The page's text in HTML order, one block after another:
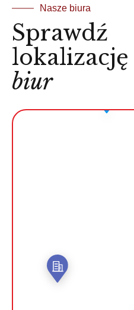
Nasze biura
Sprawdź
lokalizację
biur